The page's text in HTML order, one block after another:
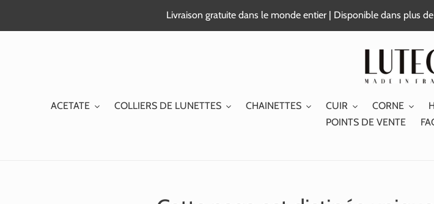
Livraison gratuite dans le monde entier | Disponible dans plus
ACETATE COLLIERS DE LUNETTES CHAINETTES CUIR CORNE
POINTS DE VENTE